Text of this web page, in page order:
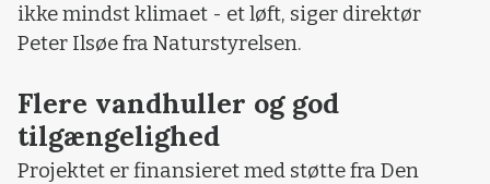
ikke mindst klimaet - et løft, siger direktør
Peter Ilsøe fra Naturstyrelsen.
Flere vandhuller og god
tilgængelighed
Projektet er finansieret med støtte fra Den